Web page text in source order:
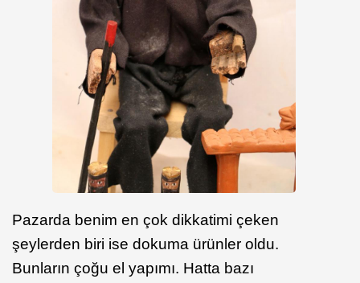
Pazarda benim en çok dikkatimi çeken
şeylerden biri ise dokuma ürünler oldu.
Bunların çoğu el yapımı. Hatta bazı